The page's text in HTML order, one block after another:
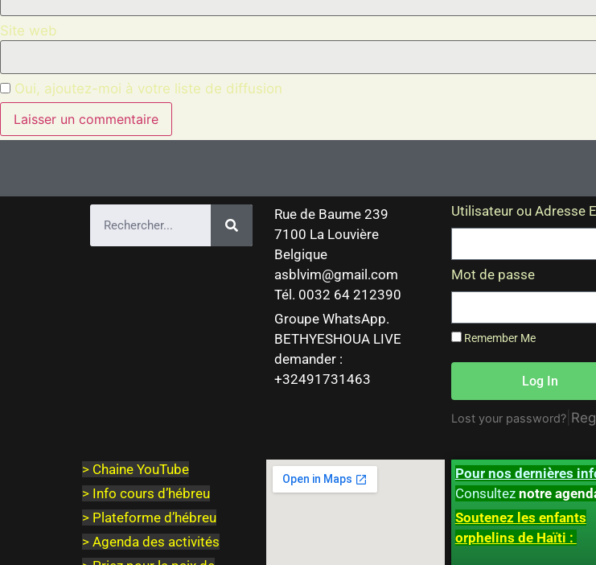
Site web
Oui, ajoutez-moi à votre liste de diffusion
Rue de Baume 239
7100 La Louvière
Belgique
asblvim@gmail.com
Tél. 0032 64 212390
Groupe WhatsApp.
BETHYESHOUA LIVE
demander :
+32491731463
Utilisateur ou Adresse
Mot de passe
Remember Me
Log In
Lost your password?|
> Chaine YouTube
> Info cours d’hébreu
> Plateforme d’hébreu
> Agenda des activités
Pour nos dernières
Consultez notre
Soutenez les enfants
orphelins de Haïti :